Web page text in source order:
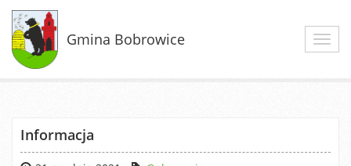
Gmina Bobrowice
Informacja